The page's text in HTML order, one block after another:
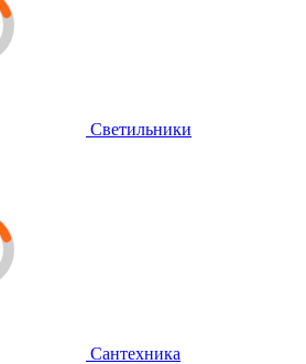
Светильники
Сантехника